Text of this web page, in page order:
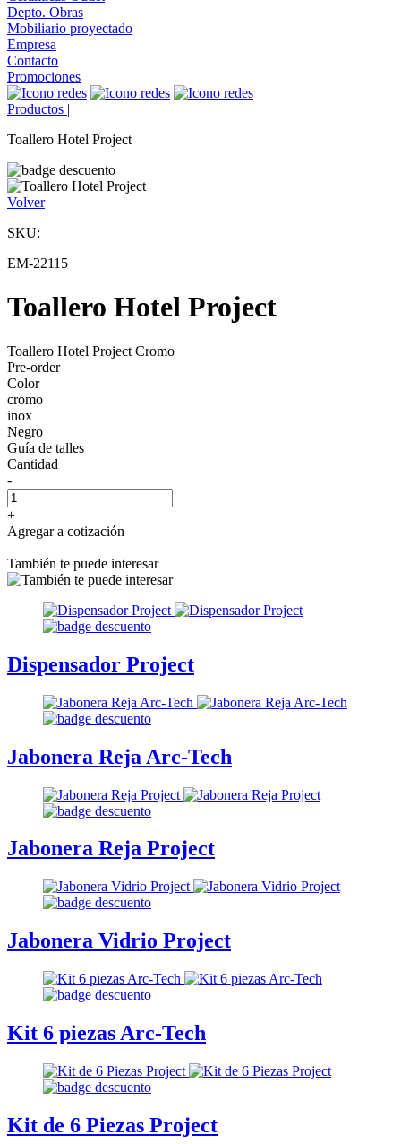
Depto. Obras
Mobiliario proyectado
Empresa
Contacto
Promociones
Productos |
Toallero Hotel Project
Volver
SKU:
EM-22115
Toallero Hotel Project
Toallero Hotel Project Cromo
Pre-order
Color
cromo
inox
Negro
Guía de talles
Cantidad
-
+
Agregar a cotización
También te puede interesar
Dispensador Project
Jabonera Reja Arc-Tech
Jabonera Reja Project
Jabonera Vidrio Project
Kit 6 piezas Arc-Tech
Kit de 6 Piezas Project